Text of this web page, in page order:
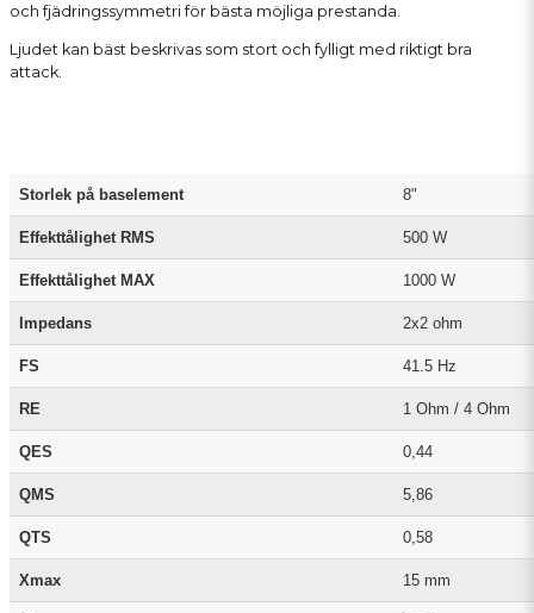
och fjädringssymmetri för bästa möjliga prestanda.
Ljudet kan bäst beskrivas som stort och fylligt med riktigt bra
attack.
Storlek på baselement 8"
Effekttålighet RMS 500 W
Effekttålighet MAX 1000 W
Impedans 2x2 ohm
FS 41.5 Hz
RE 1 Ohm / 4 Ohm
QES 0,44
QMS 5,86
QTS 0,58
Xmax 15 mm